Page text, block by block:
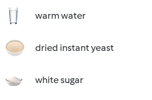
warm water
dried instant yeast
white sugar